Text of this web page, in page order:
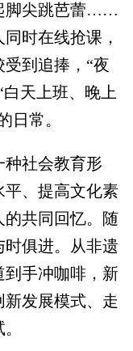
脚尖跳芭蕾……
时在线抢课，
到追捧，“夜
天上班、晚上
日常。
种社会教育形
平、提高文化素
的共同回忆。随
时俱进。从非遗
到手冲咖啡，新
发展模式、走